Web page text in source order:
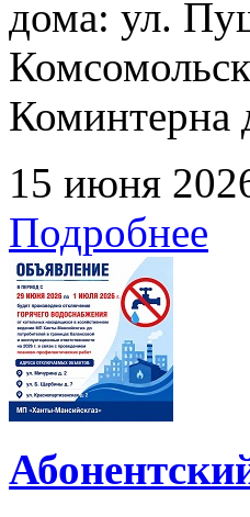
дома: ул.
Коминтерна
15 июня
Подробнее